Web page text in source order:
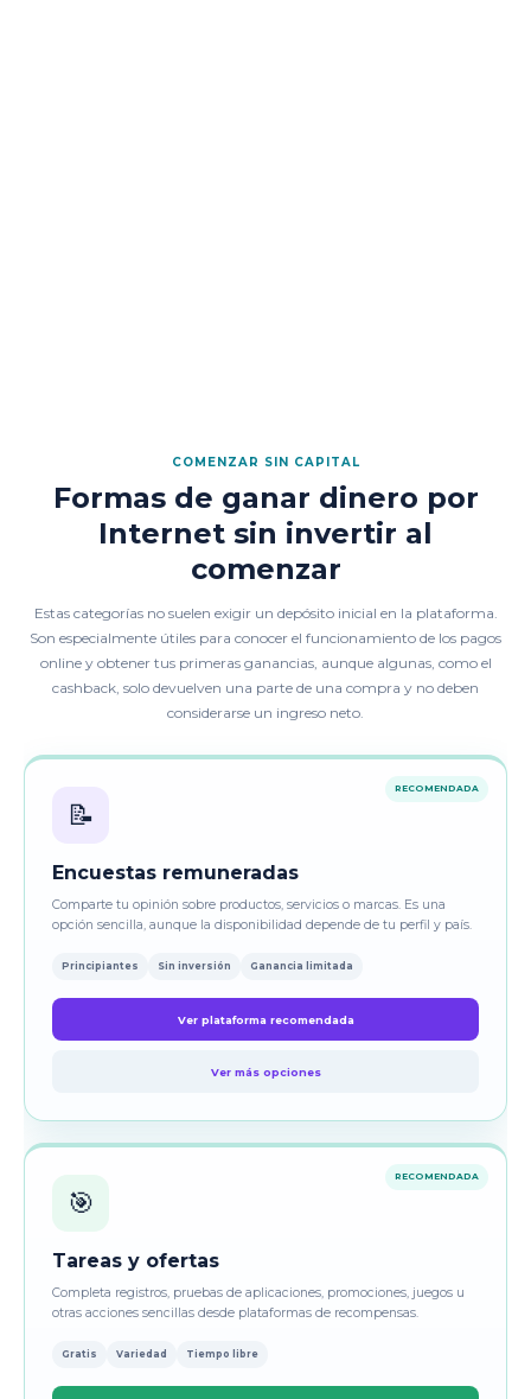
COMENZAR SIN CAPITAL
Formas de ganar dinero por
Internet sin invertir al
comenzar
Estas categorías no suelen exigir un depósito inicial en la plataforma.
Son especialmente útiles para conocer el funcionamiento de los pagos
online y obtener tus primeras ganancias, aunque algunas, como el
cashback, solo devuelven una parte de una compra y no deben
considerarse un ingreso neto.
RECOMENDADA
📝
Encuestas remuneradas
Comparte tu opinión sobre productos, servicios o marcas. Es una
opción sencilla, aunque la disponibilidad depende de tu perfil y país.
Principiantes Sin inversión Ganancia limitada
Ver plataforma recomendada
Ver más opciones
RECOMENDADA
🎯
Tareas y ofertas
Completa registros, pruebas de aplicaciones, promociones, juegos u
otras acciones sencillas desde plataformas de recompensas.
Gratis Variedad Tiempo libre